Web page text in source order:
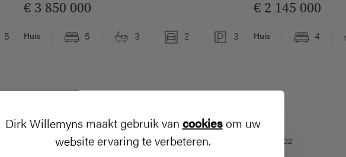
5
€ 3 850 000
Huis 5 3 2 3
€ 2 145 000
Huis 4
Referentie: 7751302
Dirk Willemyns maakt gebruik van cookiesom uw
website ervaring te verbeteren.